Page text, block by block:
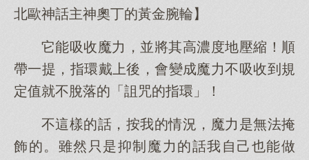
北歐神話主神奧丁的黃金腕輪】
它能吸收魔力，並將其高濃度地壓縮！順
帶一提，指環戴上後，會變成魔力不吸收到規
定值就不脫落的「詛咒的指環」！
不這樣的話，按我的情況，魔力是無法掩
飾的。雖然只是抑制魔力的話我自己也能做